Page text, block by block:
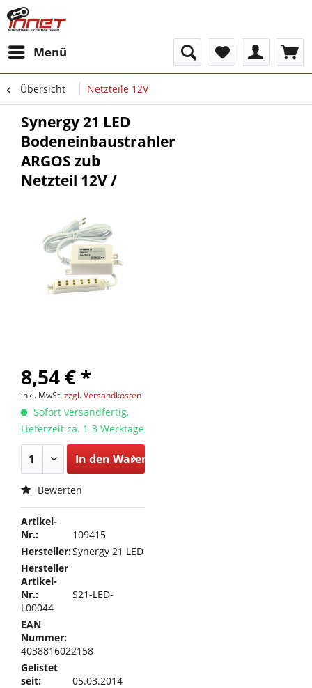
Menü
Übersicht Netzteile 12V
Synergy 21 LED
Bodeneinbaustrahler
ARGOS zub
Netzteil 12V /
8,54 € *
inkl. MwSt.zzgl. Versandkosten
Sofort versandfertig,
Lieferzeit ca. 1-3 Werktage
In den Warenkorb
Bewerten
Artikel-
Nr.:
109415
Hersteller:Synergy 21 LED
Hersteller
Artikel-
Nr.:
S21-LED-
L00044
EAN
Nummer:
4038816022158
Gelistet
seit:
05.03.2014